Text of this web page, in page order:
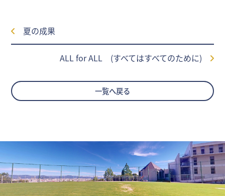
夏の成果
ALL for ALL (すべてはすべてのために)
一覧へ戻る